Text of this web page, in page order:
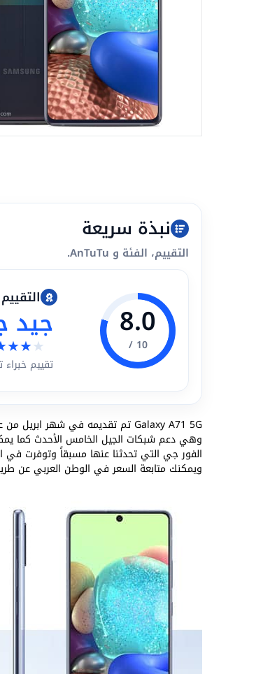
نبذة سريعة
التقييم، الفئة و AnTuTu.
8.0
10 /
جيد
★★★
تقييم خبراء
Galaxy A71 5G تم تقديمه في شهر ابريل من عام 2020 مع
وهي دعم شبكات الجيل الخامس الأحدث كما
الفور جي التي تحدثنا عنها مسبقاً وتوفرت
ويمكنك متابعة السعر في الوطن العربي عن